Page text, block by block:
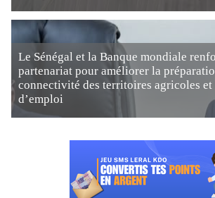
Le Sénégal et la Banque mondiale
partenariat pour améliorer la
connectivité des territoires agricoles et
d’emploi